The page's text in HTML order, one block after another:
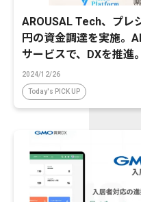
AROUSAL Tech、プレ
円の資金調達を実施。
サービスで、DXを推進。
2024/12/26
Today's PICK UP